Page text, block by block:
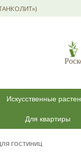
Искусственные
Для квартиры
ГОСТИНИЦ